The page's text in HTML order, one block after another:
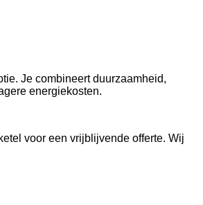
Je combineert duurzaamheid,
energiekosten.
voor een vrijblijvende offerte. Wij